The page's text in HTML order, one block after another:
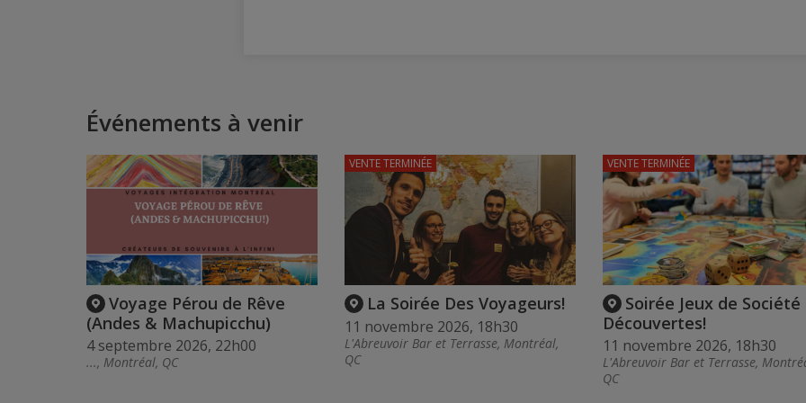
Événements à venir
Voyage Pérou de Rêve
(Andes & Machupicchu)
4 septembre 2026, 22h00
..., Montréal, QC
La Soirée Des Voyageurs!
11 novembre 2026, 18h30
L'Abreuvoir Bar et Terrasse, Montréal,
QC
VENTE TERMINÉE
Soirée Jeux de Société
Découvertes!
11 novembre 2026, 18h30
L'Abreuvoir Bar et Terrasse,
QC
VENTE TERMINÉE